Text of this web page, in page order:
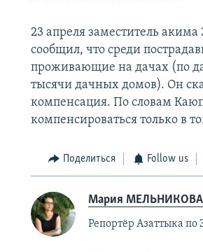
23 апреля заместитель
сообщил, что среди
проживающие на дачах (по
тысячи дачных домов). Он
компенсация. По словам
компенсироваться только в
Поделиться Follow us
Мария МЕЛЬНИКОВА
Репортёр Азаттыка по